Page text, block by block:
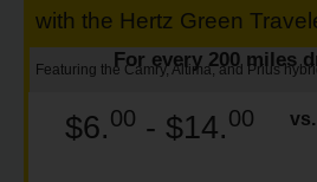
Serviços
Campers
with the Hertz Green
Featuring the Camry, Altima, and Prius
For every 200 miles
$6.00 - $14.00